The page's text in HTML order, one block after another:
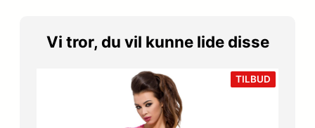
Vi tror, du vil kunne lide disse
TILBUD
PÅ